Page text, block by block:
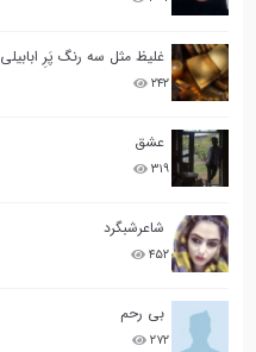
غلیظ مثل سه رنگ پَرِ ابابیلی
۲۴۲
عشق
۳۱۹
شاعرشبگرد
۴۵۲
بی رحم
۲۷۲